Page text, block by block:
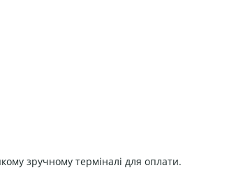
зручному терміналі для оплати.